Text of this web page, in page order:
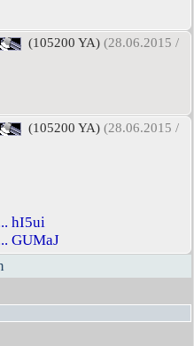
(105200 YA) (28.06.2015 /
(105200 YA) (28.06.2015 /
hI5ui
GUMaJ